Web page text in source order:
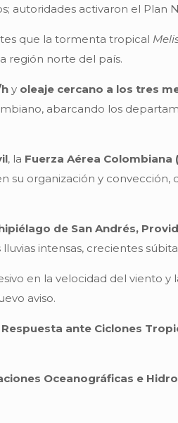
activaron el Plan
que la tormenta tropical
región norte del país.
y oleaje cercano a los tres
abarcando los
, la Fuerza Aérea Colombiana
su organización y convección,
de San Andrés,
intensas, crecientes
en la velocidad del viento y
aviso.
ante Ciclones
Oceanográficas e